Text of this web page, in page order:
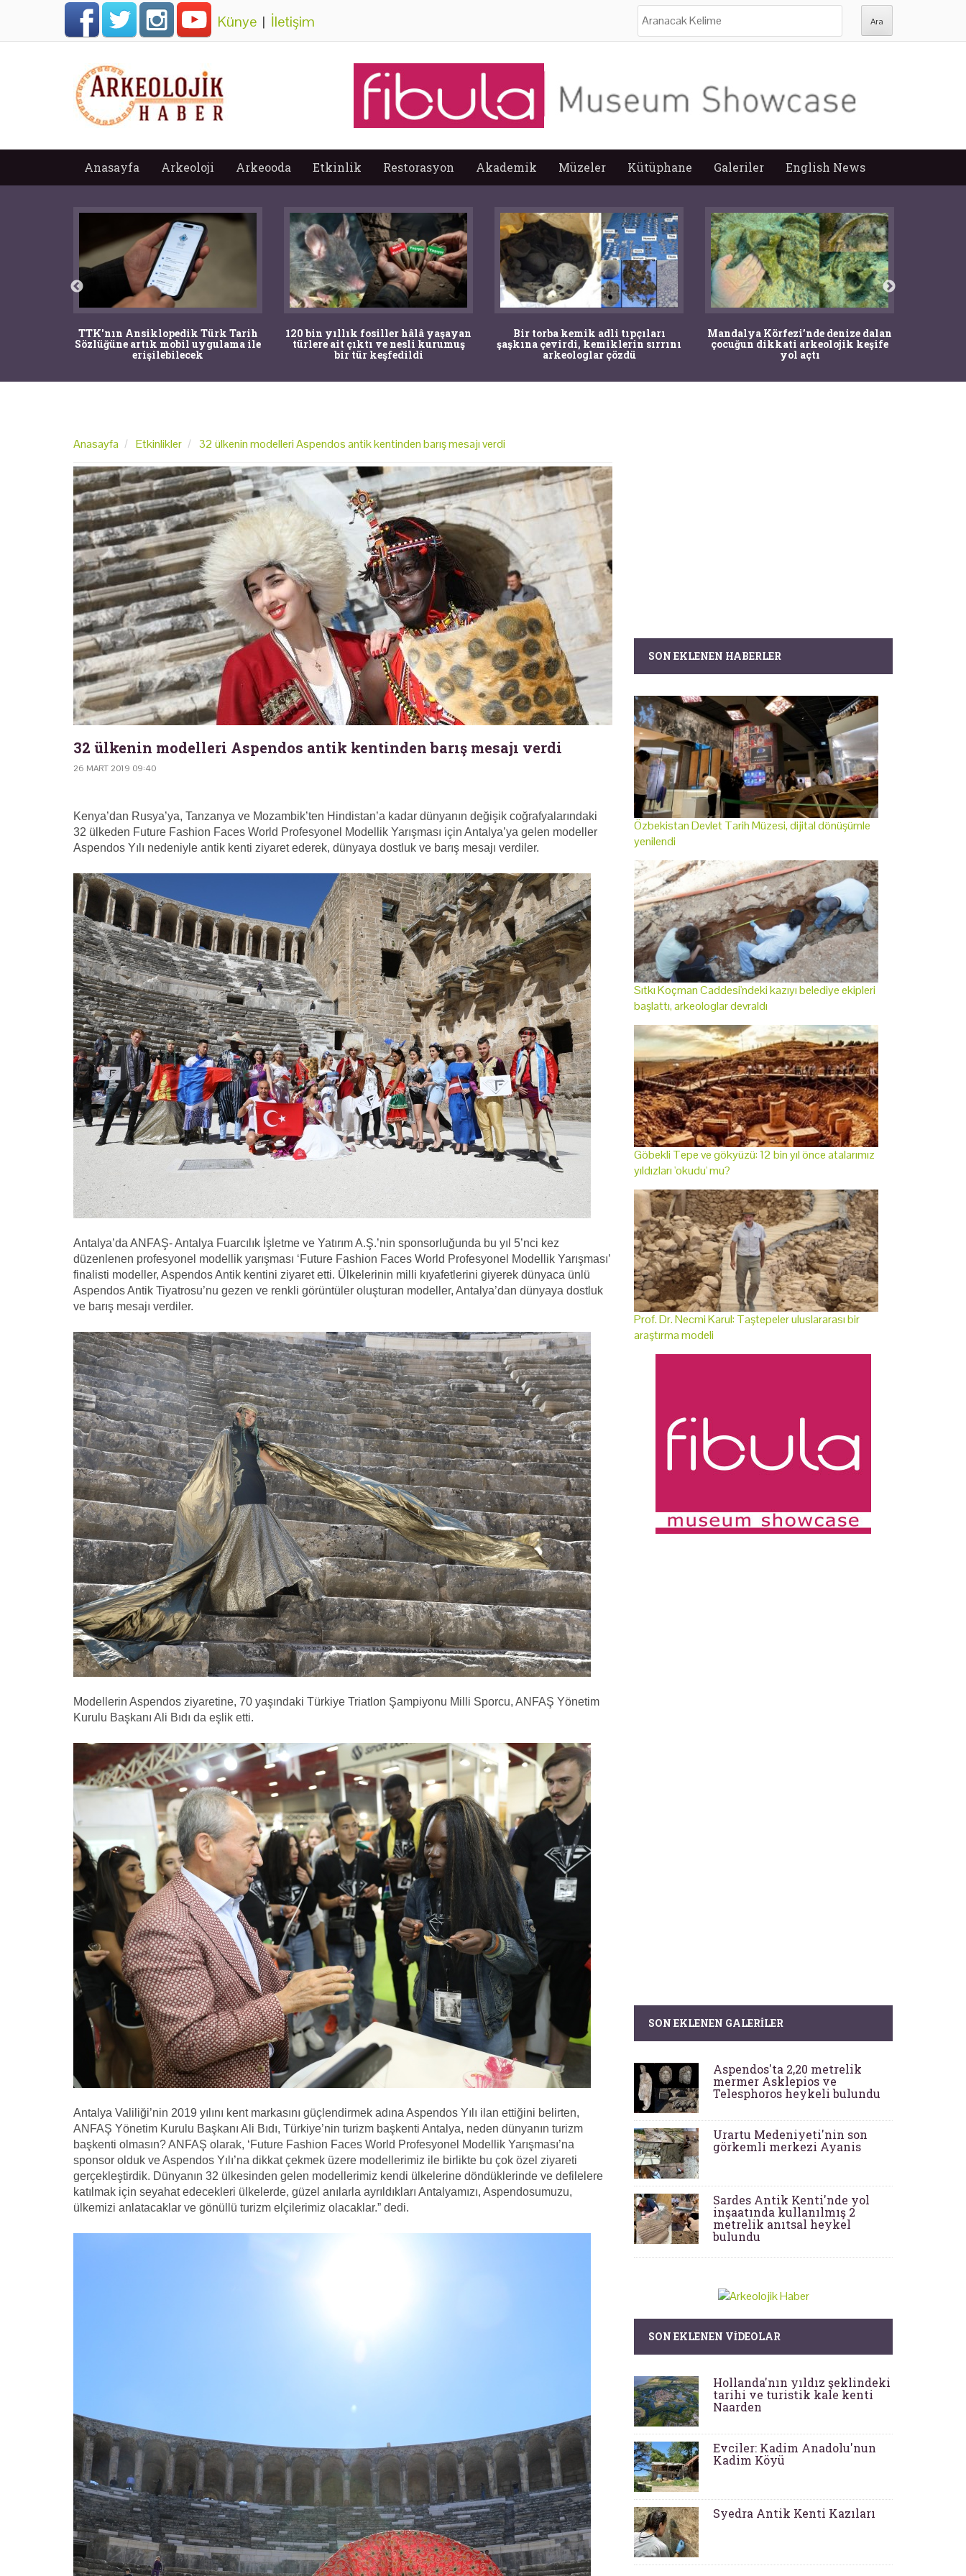
Künye | İletişim
Anasayfa Arkeoloji Arkeooda Etkinlik Restorasyon Akademik Müzeler Kütüphane Galeriler English News
TTK'nın Ansiklopedik Türk Tarih
Sözlüğüne artık mobil uygulama ile
erişilebilecek
120 bin yıllık fosiller hâlâ yaşayan
türlere ait çıktı ve nesli kurumuş
bir tür keşfedildi
Bir torba kemik adli tıpçıları
şaşkına çevirdi, kemiklerin sırrını
arkeologlar çözdü
Mandalya Körfezi’nde denize dalan
çocuğun dikkati arkeolojik keşife
yol açtı
Anasayfa Etkinlikler 32 ülkenin modelleri Aspendos antik kentinden barış mesajı verdi
32 ülkenin modelleri Aspendos antik kentinden barış mesajı verdi
26 MART 2019 09:40
Kenya’dan Rusya’ya, Tanzanya ve Mozambik’ten Hindistan’a kadar dünyanın değişik coğrafyalarındaki
32 ülkeden Future Fashion Faces World Profesyonel Modellik Yarışması için Antalya’ya gelen modeller
Aspendos Yılı nedeniyle antik kenti ziyaret ederek, dünyaya dostluk ve barış mesajı verdiler.
Antalya’da ANFAŞ- Antalya Fuarcılık İşletme ve Yatırım A.Ş.’nin sponsorluğunda bu yıl 5’nci kez
düzenlenen profesyonel modellik yarışması ‘Future Fashion Faces World Profesyonel Modellik Yarışması’
finalisti modeller, Aspendos Antik kentini ziyaret etti. Ülkelerinin milli kıyafetlerini giyerek dünyaca ünlü
Aspendos Antik Tiyatrosu’nu gezen ve renkli görüntüler oluşturan modeller, Antalya’dan dünyaya dostluk
ve barış mesajı verdiler.
Modellerin Aspendos ziyaretine, 70 yaşındaki Türkiye Triatlon Şampiyonu Milli Sporcu, ANFAŞ Yönetim
Kurulu Başkanı Ali Bıdı da eşlik etti.
Antalya Valiliği’nin 2019 yılını kent markasını güçlendirmek adına Aspendos Yılı ilan ettiğini belirten,
ANFAŞ Yönetim Kurulu Başkanı Ali Bıdı, Türkiye’nin turizm başkenti Antalya, neden dünyanın turizm
başkenti olmasın? ANFAŞ olarak, ‘Future Fashion Faces World Profesyonel Modellik Yarışması’na
sponsor olduk ve Aspendos Yılı’na dikkat çekmek üzere modellerimiz ile birlikte bu çok özel ziyareti
gerçekleştirdik. Dünyanın 32 ülkesinden gelen modellerimiz kendi ülkelerine döndüklerinde ve defilelere
katılmak için seyahat edecekleri ülkelerde, güzel anılarla ayrıldıkları Antalyamızı, Aspendosumuzu,
ülkemizi anlatacaklar ve gönüllü turizm elçilerimiz olacaklar.” dedi.
SON EKLENEN HABERLER
Özbekistan Devlet Tarih Müzesi, dijital dönüşümle
yenilendi
Sıtkı Koçman Caddesi'ndeki kazıyı belediye ekipleri
başlattı, arkeologlar devraldı
Göbekli Tepe ve gökyüzü: 12 bin yıl önce atalarımız
yıldızları 'okudu' mu?
Prof. Dr. Necmi Karul: Taştepeler uluslararası bir
araştırma modeli
SON EKLENEN GALERILER
Aspendos'ta 2,20 metrelik
mermer Asklepios ve
Telesphoros heykeli bulundu
Urartu Medeniyeti'nin son
görkemli merkezi Ayanis
Sardes Antik Kenti'nde yol
inşaatında kullanılmış 2
metrelik anıtsal heykel
bulundu
SON EKLENEN VIDEOLAR
Hollanda'nın yıldız şeklindeki
tarihi ve turistik kale kenti
Naarden
Evciler: Kadim Anadolu'nun
Kadim Köyü
Syedra Antik Kenti Kazıları